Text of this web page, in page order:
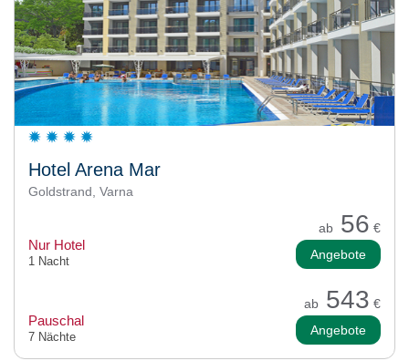
Hotel Arena Mar
Goldstrand, Varna
ab 56 €
Nur Hotel
1 Nacht Angebote
ab 543 €
Pauschal
7 Nächte Angebote